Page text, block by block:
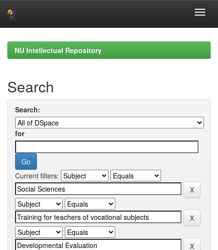
navigationNU Intellectual Repository
Search
Search:
for
Current filters: